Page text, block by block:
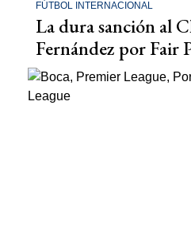
FÚTBOL INTERNACIONAL
La dura sanción al
Fernández por Fair